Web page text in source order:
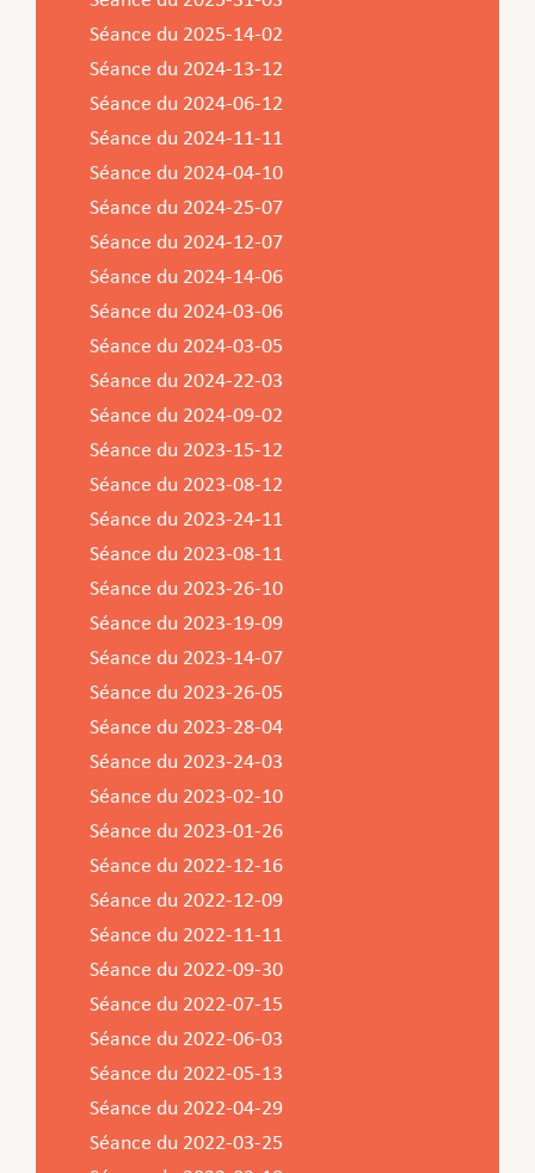
Musée municipal
Service national de la jeunesse (SNJ) – Antenne
locale
Subsides et aides en matière d’environnement
Zones 20 & 30
Sentier narratif (Lauschterwee)
Urban Garden NeiSchmelz
Vergers publics
PAG (Plan d’Aménagement Général)
PAP QE (Plan d’Aménagement Particulier « Quartiers
Existants »)
PAP NQ (Plan d’Aménagement Particulier « Nouveau
Quartier »)
PAP approuvés
PAP NQ en cours de procédure
PAG/PAP QE – Modifications ponctuelles
PAG
PAP NQ
Projet NeiSchmelz
Projets à venir
Séance du 2025-14-02
Séance du 2024-13-12
Séance du 2024-06-12
Séance du 2024-11-11
Séance du 2024-04-10
Séance du 2024-25-07
Séance du 2024-12-07
Séance du 2024-14-06
Séance du 2024-03-06
Séance du 2024-03-05
Séance du 2024-22-03
Séance du 2024-09-02
Séance du 2023-15-12
Séance du 2023-08-12
Séance du 2023-24-11
Séance du 2023-08-11
Séance du 2023-26-10
Séance du 2023-19-09
Séance du 2023-14-07
Séance du 2023-26-05
Séance du 2023-28-04
Séance du 2023-24-03
Séance du 2023-02-10
Séance du 2023-01-26
Séance du 2022-12-16
Séance du 2022-12-09
Séance du 2022-11-11
Séance du 2022-09-30
Séance du 2022-07-15
Séance du 2022-06-03
Séance du 2022-05-13
Séance du 2022-04-29
Séance du 2022-03-25